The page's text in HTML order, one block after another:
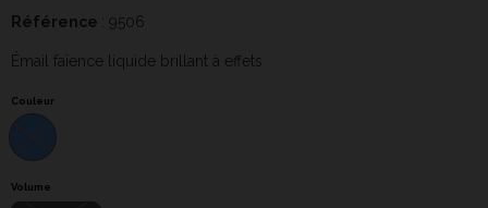
Référence : 9506
Émail faïence liquide brillant à effets
Couleur
Volume